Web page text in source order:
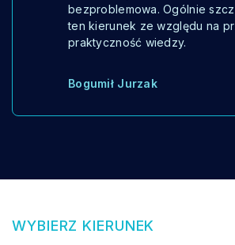
bezproblemowa. Ogólnie
ten kierunek ze względu na
praktyczność wiedzy.
Bogumił Jurzak
WYBIERZ KIERUNEK